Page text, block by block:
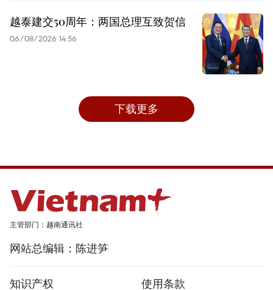
越泰建交50周年：两国总理互致贺信
06/08/2026 14:56
下载更多
主管部门：越南通讯社
网站总编辑：陈进笋
知识产权 使用条款